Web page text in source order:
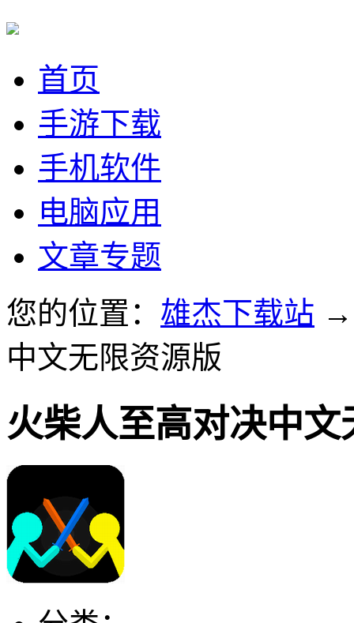
首页
手游下载
手机软件
电脑应用
文章专题
您的位置： 雄杰下载站
中文无限资源版
火柴人至高对决中文